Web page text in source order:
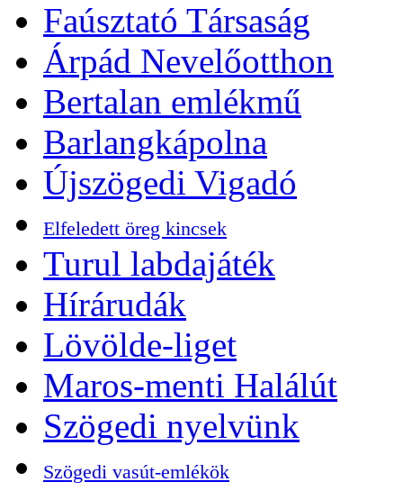
Faúsztató Társaság
Árpád Nevelőotthon
Bertalan emlékmű
Barlangkápolna
Újszögedi Vigadó
Elfeledett öreg kincsek
Turul labdajáték
Hírárudák
Lövölde-liget
Maros-menti Halálút
Szögedi nyelvünk
Szögedi vasút-emlékök